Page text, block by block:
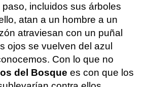
incluidos sus árboles
atan a un hombre a un
atraviesan con un puñal
ojos se vuelven del azul
Con lo que no
del Bosque es con que los